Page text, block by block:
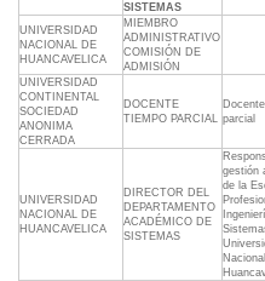
SISTEMAS
UNIVERSIDAD
NACIONAL DE
HUANCAVELICA
MIEMBRO
ADMINISTRATIVO
COMISIÓN DE
ADMISIÓN
UNIVERSIDAD
CONTINENTAL
SOCIEDAD
ANONIMA
CERRADA
DOCENTE
TIEMPO PARCIAL parcial
UNIVERSIDAD
NACIONAL DE
HUANCAVELICA
DIRECTOR DEL
DEPARTAMENTO
ACADÉMICO DE
SISTEMAS
gestión
de la